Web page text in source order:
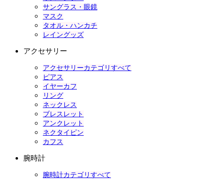
サングラス・眼鏡
マスク
タオル・ハンカチ
レイングッズ
アクセサリー
アクセサリーカテゴリすべて
ピアス
イヤーカフ
リング
ネックレス
ブレスレット
アンクレット
ネクタイピン
カフス
腕時計
腕時計カテゴリすべて